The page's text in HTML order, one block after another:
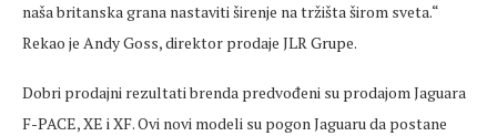
naša britanska grana nastaviti širenje na tržišta širom sveta.“
Rekao je Andy Goss, direktor prodaje JLR Grupe.
Dobri prodajni rezultati brenda predvođeni su prodajom Jaguara
F-PACE, XE i XF. Ovi novi modeli su pogon Jaguaru da postane